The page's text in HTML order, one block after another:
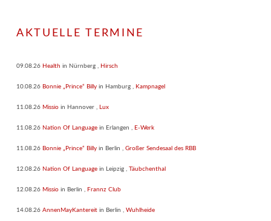
AKTUELLE TERMINE
09.08.26 Health in Nürnberg , Hirsch
10.08.26 Bonnie „Prince“ Billy in Hamburg , Kampnagel
11.08.26 Missio in Hannover , Lux
11.08.26 Nation Of Language in Erlangen , E-Werk
11.08.26 Bonnie „Prince“ Billy in Berlin , Großer Sendesaal des RBB
12.08.26 Nation Of Language in Leipzig , Täubchenthal
12.08.26 Missio in Berlin , Frannz Club
14.08.26 AnnenMayKantereit in Berlin , Wuhlheide